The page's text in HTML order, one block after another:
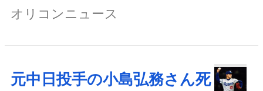
オリコンニュース
元中日投手の小島弘務さん死